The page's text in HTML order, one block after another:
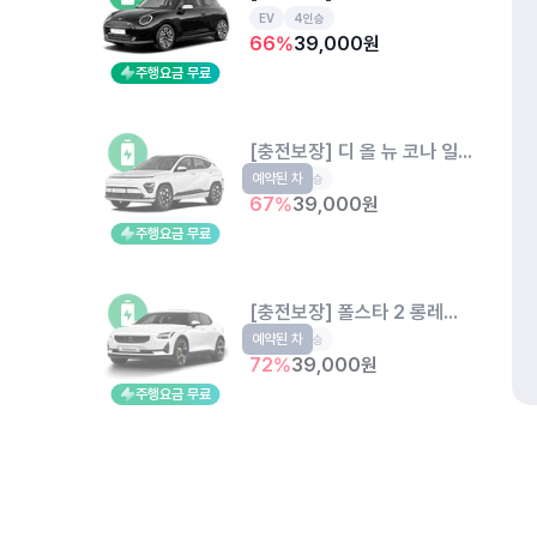
주행요금 무료
EV 4인승
66%39,000원
주행요금 무료
[충전보장] 디 올 뉴 코나 일렉트릭 롱
EV 5인승
67%39,000원
예약된 차
주행요금 무료
[충전보장] 폴스타 2 롱레인지
EV 5인승
72%39,000원
예약된 차